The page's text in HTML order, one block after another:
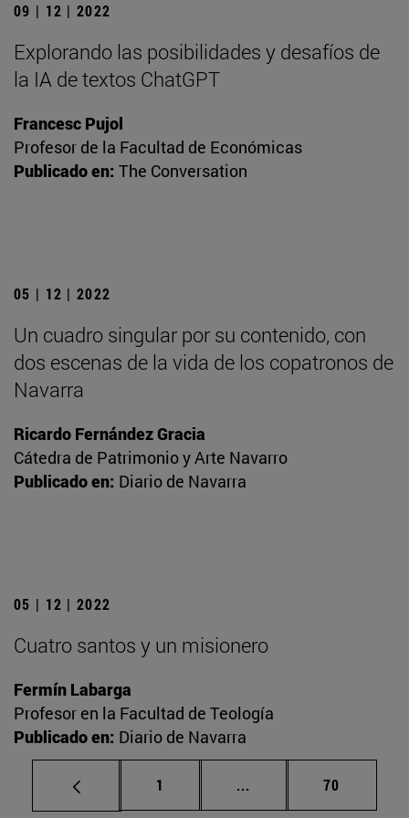
09 | 12 | 2022
Explorando las posibilidades y desafíos de
la IA de textos ChatGPT
Francesc Pujol
Profesor de la Facultad de Económicas
Publicado en: The Conversation
05 | 12 | 2022
Un cuadro singular por su contenido, con
dos escenas de la vida de los copatronos de
Navarra
Ricardo Fernández Gracia
Cátedra de Patrimonio y Arte Navarro
Publicado en: Diario de Navarra
05 | 12 | 2022
Cuatro santos y un misionero
Fermín Labarga
Profesor en la Facultad de Teología
Publicado en: Diario de Navarra
Página
1 ... Páginas intermedias
Página
70